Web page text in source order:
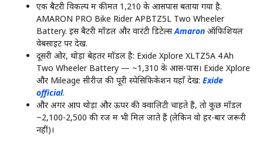
एक बैटरी विकल्प में कीमत ₹1,210 के आसपास बताया गया है.
AMARON PRO Bike Rider APBTZ5L Two Wheeler
Battery. इस बैटरी मॉडल और वारंटी डिटेल्स Amaron ऑफिशियल
वेबसाइट पर देखें.
दूसरी ओर, थोड़ा बेहतर मॉडल है: Exide Xplore XLTZ5A 4 Ah
Two Wheeler Battery — ~₹1,310 के आस-पास। Exide Xplore
और Mileage सीरीज़ की पूरी स्पेसिफिकेशन यहाँ देखें: Exide
official.
और अगर आप थोड़ा और ऊपर की क्वालिटी चाहते हैं, तो कुछ मॉडल
~₹2,100-2,500 की रेंज में भी मिल जाते हैं (लेकिन वो हर-बार जरूरी
नहीं)।